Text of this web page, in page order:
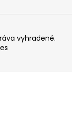
vyhradené.